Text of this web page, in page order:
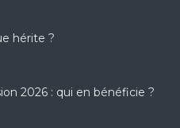
hérite ?
2026 : qui en bénéficie ?